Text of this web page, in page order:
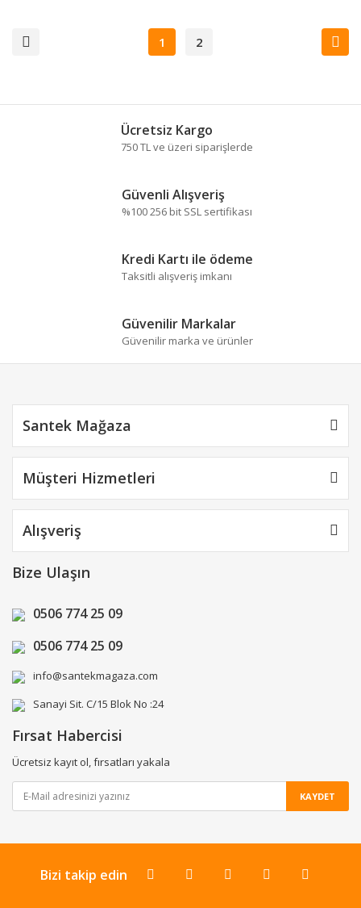
1 2
Ücretsiz Kargo
750 TL ve üzeri siparişlerde
Güvenli Alışveriş
%100 256 bit SSL sertifikası
Kredi Kartı ile ödeme
Taksitli alışveriş imkanı
Güvenilir Markalar
Güvenilir marka ve ürünler
Santek Mağaza
Müşteri Hizmetleri
Alışveriş
Bize Ulaşın
0506 774 25 09
0506 774 25 09
info@santekmagaza.com
Sanayi Sit. C/15 Blok No :24
Fırsat Habercisi
Ücretsiz kayıt ol, fırsatları yakala
KAYDET
Bizi takip edin